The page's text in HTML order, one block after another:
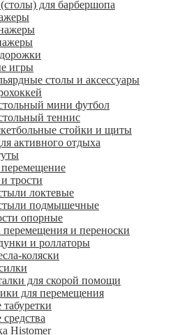
для барбершопа
игры
столы и аксессуары
мини футбол
теннис
стойки и щиты
активного отдыха
трости
локтевые
подмышечные
опорные
перемещения и переноски
и роллаторы
коляски
для скорой помощи
для перемещения
Histomer